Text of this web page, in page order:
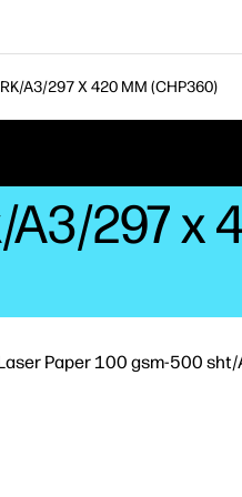
A3/297 X 420 MM (CHP360)
A3/297 x